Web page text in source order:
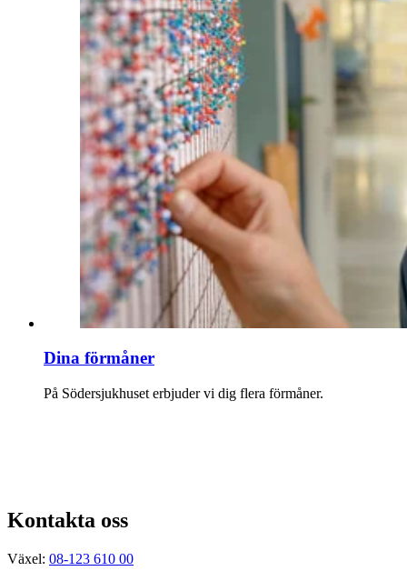
Dina förmåner
På Söder­sjukhuset erbjuder vi dig flera förmåner.
Kontakta oss
Växel: 08-123 610 00